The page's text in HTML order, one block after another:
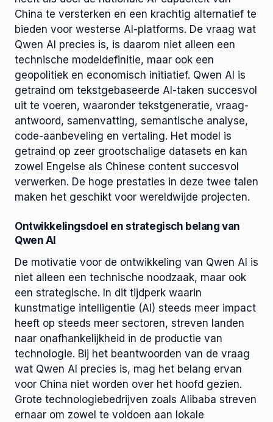
China te versterken en een krachtig alternatief te
bieden voor westerse AI-platforms. De vraag wat
Qwen AI precies is, is daarom niet alleen een
technische modeldefinitie, maar ook een
geopolitiek en economisch initiatief. Qwen AI is
getraind om tekstgebaseerde AI-taken succesvol
uit te voeren, waaronder tekstgeneratie, vraag-
antwoord, samenvatting, semantische analyse,
code-aanbeveling en vertaling. Het model is
getraind op zeer grootschalige datasets en kan
zowel Engelse als Chinese content succesvol
verwerken. De hoge prestaties in deze twee talen
maken het geschikt voor wereldwijde projecten.
Ontwikkelingsdoel en strategisch belang van
Qwen AI
De motivatie voor de ontwikkeling van Qwen AI is
niet alleen een technische noodzaak, maar ook
een strategische. In dit tijdperk waarin
kunstmatige intelligentie (AI) steeds meer impact
heeft op steeds meer sectoren, streven landen
naar onafhankelijkheid in de productie van
technologie. Bij het beantwoorden van de vraag
wat Qwen AI precies is, mag het belang ervan
voor China niet worden over het hoofd gezien.
Grote technologiebedrijven zoals Alibaba streven
ernaar om zowel te voldoen aan lokale